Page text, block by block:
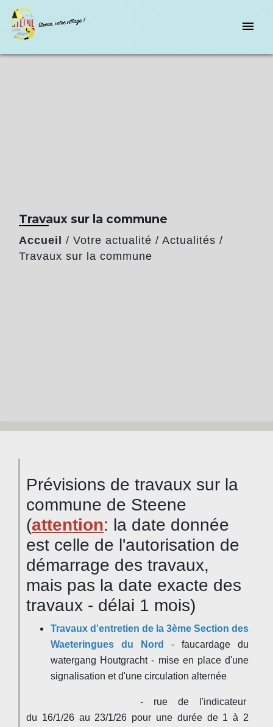
menu
Travaux sur la commune
Accueil / Votre actualité / Actualités /
Travaux sur la commune
Prévisions de travaux sur la
commune de Steene
(attention: la date donnée
est celle de l'autorisation de
démarrage des travaux,
mais pas la date exacte des
travaux - délai 1 mois)
Travaux d'entretien de la 3ème Section des
Waeteringues du Nord
- faucardage du
watergang Houtgracht - mise en place d'une
signalisation et d'une circulation alternée
- rue de l'indicateur
du 16/1/26 au 23/1/26 pour une durée de 1 à 2